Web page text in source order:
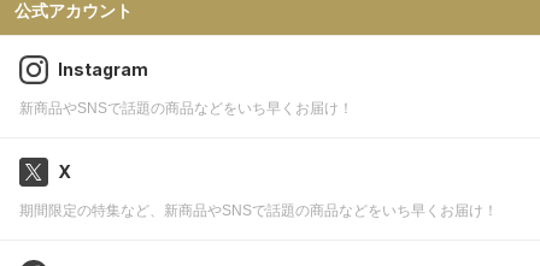
公式アカウント
Instagram
新商品やSNSで話題の商品などをいち早くお届け！
X
期間限定の特集など、新商品やSNSで話題の商品などをいち早くお届け！